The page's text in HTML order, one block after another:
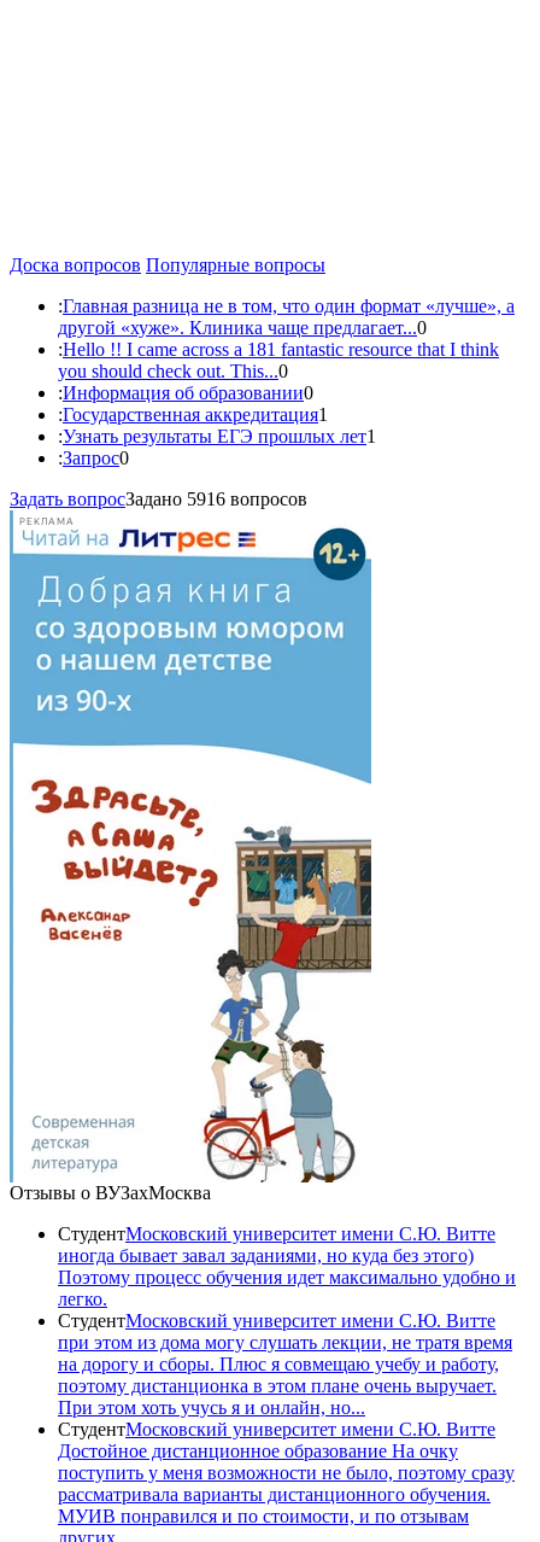
Доска вопросов Популярные вопросы
:Главная разница не в том, что один формат «лучше», а
другой «хуже». Клиника чаще предлагает...0
:Hello !! I came across a 181 fantastic resource that I think
you should check out. This...0
:Информация об образовании0
:Государственная аккредитация1
:Узнать результаты ЕГЭ прошлых лет1
:Запрос0
Задать вопросЗадано 5916 вопросов
РЕКЛАМА
Отзывы о ВУЗахМосква
СтудентМосковский университет имени С.Ю. Витте
иногда бывает завал заданиями, но куда без этого)
Поэтому процесс обучения идет максимально удобно и
легко.
СтудентМосковский университет имени С.Ю. Витте
при этом из дома могу слушать лекции, не тратя время
на дорогу и сборы. Плюс я совмещаю учебу и работу,
поэтому дистанционка в этом плане очень выручает.
При этом хоть учусь я и онлайн, но...
СтудентМосковский университет имени С.Ю. Витте
Достойное дистанционное образование На очку
поступить у меня возможности не было, поэтому сразу
рассматривала варианты дистанционного обучения.
МУИВ понравился и по стоимости, и по отзывам
других...